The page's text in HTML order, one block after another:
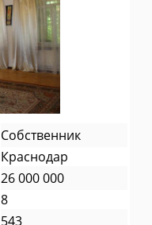
Собственник
Краснодар
26 000 000
8
543